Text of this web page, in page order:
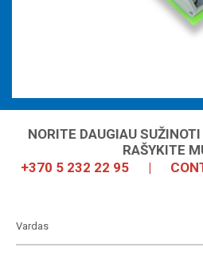
NORITE DAUGIAU
RAŠYKITE
+370 5 232 22 95
|